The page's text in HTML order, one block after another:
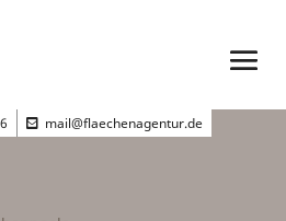
mail@flaechenagentur.de